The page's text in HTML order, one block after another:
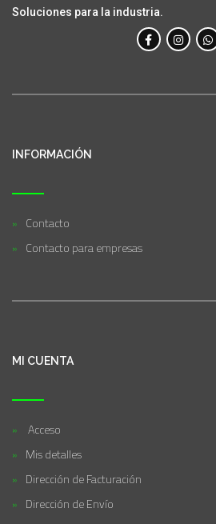
Soluciones para la industria.
INFORMACIÓN
Contacto
Contacto para empresas
MI CUENTA
Acceso
Mis detalles
Dirección de Facturación
Dirección de Envío